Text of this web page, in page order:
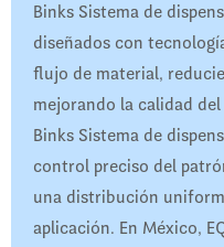
Binks Sistema de
diseñados con
flujo de material,
mejorando la calidad del
Binks Sistema de
control preciso del
una distribución
aplicación. En México,